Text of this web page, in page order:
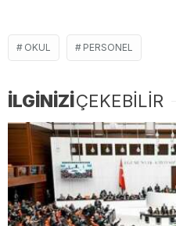
OKUL PERSONEL
İLGİNİZİÇEKEBİLİR